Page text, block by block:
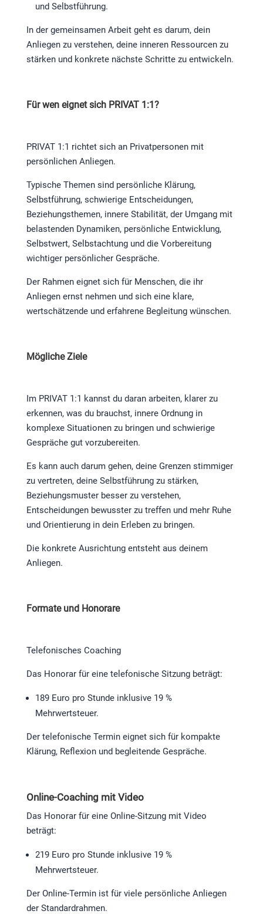
und Selbstführung.
In der gemeinsamen Arbeit geht es darum, dein
Anliegen zu verstehen, deine inneren Ressourcen zu
stärken und konkrete nächste Schritte zu entwickeln.
Für wen eignet sich PRIVAT 1:1?
PRIVAT 1:1 richtet sich an Privatpersonen mit
persönlichen Anliegen.
Typische Themen sind persönliche Klärung,
Selbstführung, schwierige Entscheidungen,
Beziehungsthemen, innere Stabilität, der Umgang mit
belastenden Dynamiken, persönliche Entwicklung,
Selbstwert, Selbstachtung und die Vorbereitung
wichtiger persönlicher Gespräche.
Der Rahmen eignet sich für Menschen, die ihr
Anliegen ernst nehmen und sich eine klare,
wertschätzende und erfahrene Begleitung wünschen.
Mögliche Ziele
Im PRIVAT 1:1 kannst du daran arbeiten, klarer zu
erkennen, was du brauchst, innere Ordnung in
komplexe Situationen zu bringen und schwierige
Gespräche gut vorzubereiten.
Es kann auch darum gehen, deine Grenzen stimmiger
zu vertreten, deine Selbstführung zu stärken,
Beziehungsmuster besser zu verstehen,
Entscheidungen bewusster zu treffen und mehr Ruhe
und Orientierung in dein Erleben zu bringen.
Die konkrete Ausrichtung entsteht aus deinem
Anliegen.
Formate und Honorare
Telefonisches Coaching
Das Honorar für eine telefonische Sitzung beträgt:
189 Euro pro Stunde inklusive 19 %
Mehrwertsteuer.
Der telefonische Termin eignet sich für kompakte
Klärung, Reflexion und begleitende Gespräche.
Online-Coaching mit Video
Das Honorar für eine Online-Sitzung mit Video
beträgt:
219 Euro pro Stunde inklusive 19 %
Mehrwertsteuer.
Der Online-Termin ist für viele persönliche Anliegen
der Standardrahmen.